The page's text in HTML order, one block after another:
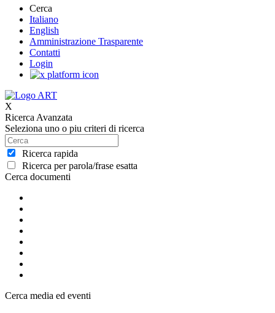
Cerca
Italiano
English
Amministrazione Trasparente
Contatti
Login
X
Ricerca Avanzata
Seleziona uno o piu criteri di ricerca
Ricerca rapida
Ricerca per parola/frase esatta
Cerca documenti
Cerca media ed eventi